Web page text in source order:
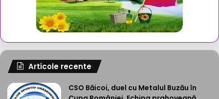
Articole recente
CSO Băicoi, duel cu Metalul Buzău în